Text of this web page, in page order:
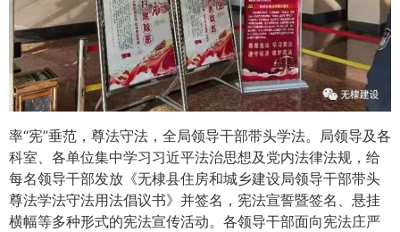
率“宪”垂范，尊法守法，全局领导干部带头学法。局领导及各
科室、各单位集中学习习近平法治思想及党内法律法规，给
每名领导干部发放《无棣县住房和城乡建设局领导干部带头
尊法学法守法用法倡议书》并签名，宪法宣誓暨签名、悬挂
横幅等多种形式的宪法宣传活动。各领导干部面向宪法庄严